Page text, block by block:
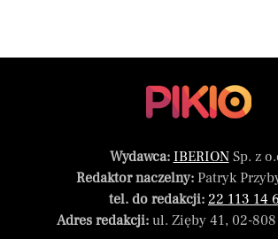
Wydawca: IBERIONSp. z
Redaktor naczelny:Patryk
tel. do redakcji: 22 113 14
Adres redakcji:ul. Zięby 41, 02-808